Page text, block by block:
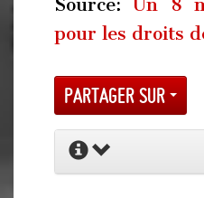
Source:Un 8
pour les droits
Partager sur